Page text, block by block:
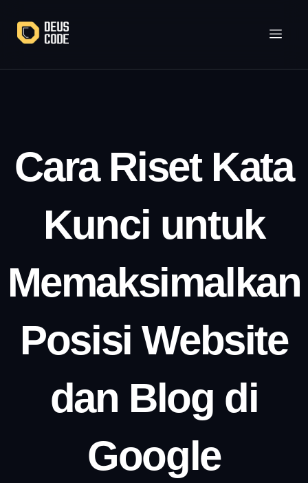
konten
Cara Riset Kata
Kunci untuk
Memaksimalkan
Posisi Website
dan Blog di
Google